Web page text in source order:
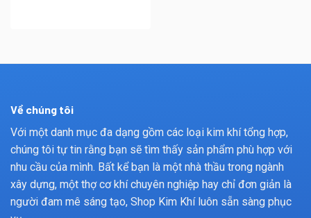
Về chúng tôi
Với một danh mục đa dạng gồm các loại kim khí tổng hợp,
chúng tôi tự tin rằng bạn sẽ tìm thấy sản phẩm phù hợp với
nhu cầu của mình. Bất kể bạn là một nhà thầu trong ngành
xây dựng, một thợ cơ khí chuyên nghiệp hay chỉ đơn giản là
người đam mê sáng tạo, Shop Kim Khí luôn sẵn sàng phục